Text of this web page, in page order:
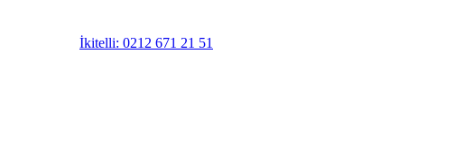
İkitelli: 0212 671 21 51